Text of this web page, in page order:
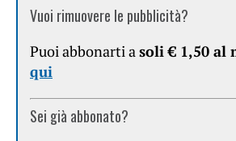
Vuoi rimuovere le pubblicità?
Puoi abbonarti asoli € 1,50 al
qui
Sei già abbonato?